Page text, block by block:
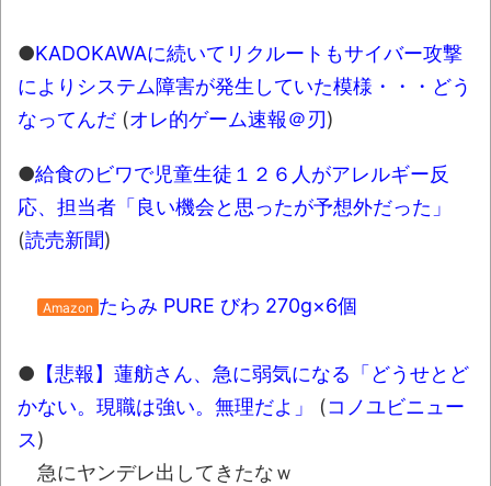
高嶋ちさ子、ダウン症の姉が暴行事件！事
件の一部始終と衝撃の結末
【呆然】北海道旅行ワイ「ウニイクラ丼特
盛で食うぞ！！！うおおおおおおお
お！！！！！」→結
果･････････････････････････････
【動画】カニ、ちょっかい出してきた陰に
長野県のなめこのデカさが規格外だったｗ
新装版「ご冗談でしょう、ファインマンさ
ん（上）（下）」発売
グラビアに挑戦
●KADOKAWAに続いてリクルートもサイバー攻撃
によりシステム障害が発生していた模様・・・どう
なってんだ (オレ的ゲーム速報＠刃)
●給食のビワで児童生徒１２６人がアレルギー反
応、担当者「良い機会と思ったが予想外だった」
(読売新聞)
Amazon たらみ PURE びわ 270g×6個
● 【悲報】蓮舫さん、急に弱気になる「どうせとど
かない。現職は強い。無理だよ」
(コノユビニュー
ス)
急にヤンデレ出してきたなｗ